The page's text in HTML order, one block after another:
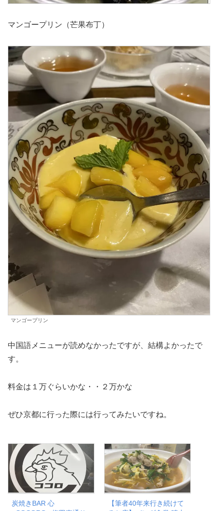
マンゴープリン（芒果布丁）
マンゴープリン
中国語メニューが読めなかったですが、結構よかったで
す。
料金は１万ぐらいかな・・２万かな
ぜひ京都に行った際には行ってみたいですね。
炭焼きBAR 心
【筆者40年来行き続けて